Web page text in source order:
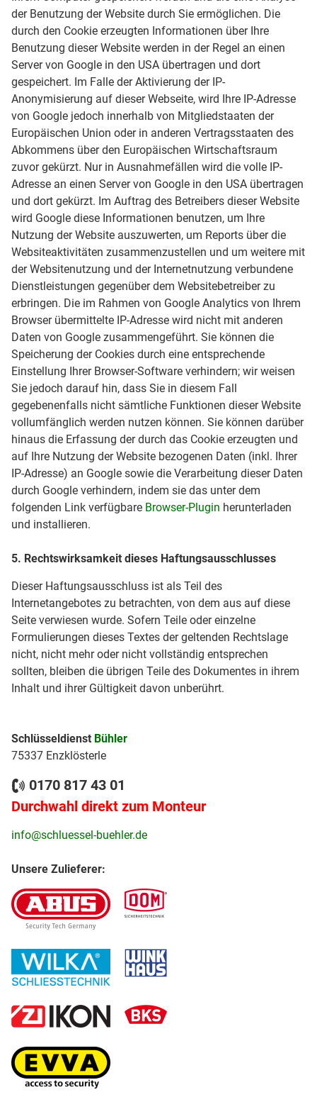
der Benutzung der Website durch Sie ermöglichen. Die
durch den Cookie erzeugten Informationen über Ihre
Benutzung dieser Website werden in der Regel an einen
Server von Google in den USA übertragen und dort
gespeichert. Im Falle der Aktivierung der IP-
Anonymisierung auf dieser Webseite, wird Ihre IP-Adresse
von Google jedoch innerhalb von Mitgliedstaaten der
Europäischen Union oder in anderen Vertragsstaaten des
Abkommens über den Europäischen Wirtschaftsraum
zuvor gekürzt. Nur in Ausnahmefällen wird die volle IP-
Adresse an einen Server von Google in den USA übertragen
und dort gekürzt. Im Auftrag des Betreibers dieser Website
wird Google diese Informationen benutzen, um Ihre
Nutzung der Website auszuwerten, um Reports über die
Websiteaktivitäten zusammenzustellen und um weitere mit
der Websitenutzung und der Internetnutzung verbundene
Dienstleistungen gegenüber dem Websitebetreiber zu
erbringen. Die im Rahmen von Google Analytics von Ihrem
Browser übermittelte IP-Adresse wird nicht mit anderen
Daten von Google zusammengeführt. Sie können die
Speicherung der Cookies durch eine entsprechende
Einstellung Ihrer Browser-Software verhindern; wir weisen
Sie jedoch darauf hin, dass Sie in diesem Fall
gegebenenfalls nicht sämtliche Funktionen dieser Website
vollumfänglich werden nutzen können. Sie können darüber
hinaus die Erfassung der durch das Cookie erzeugten und
auf Ihre Nutzung der Website bezogenen Daten (inkl. Ihrer
IP-Adresse) an Google sowie die Verarbeitung dieser Daten
durch Google verhindern, indem sie das unter dem
folgenden Link verfügbare Browser-Plugin herunterladen
und installieren.
5. Rechtswirksamkeit dieses Haftungsausschlusses
Dieser Haftungsausschluss ist als Teil des
Internetangebotes zu betrachten, von dem aus auf diese
Seite verwiesen wurde. Sofern Teile oder einzelne
Formulierungen dieses Textes der geltenden Rechtslage
nicht, nicht mehr oder nicht vollständig entsprechen
sollten, bleiben die übrigen Teile des Dokumentes in ihrem
Inhalt und ihrer Gültigkeit davon unberührt.
Schlüsseldienst Bühler
75337 Enzklösterle
0170 817 43 01
Durchwahl direkt zum Monteur
info@schluessel-buehler.de
Unsere Zulieferer: